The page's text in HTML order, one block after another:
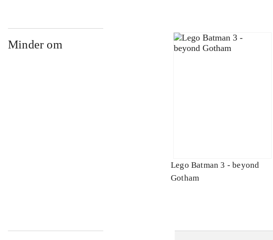
Minder om
Lego Batman 3 - beyond
Gotham